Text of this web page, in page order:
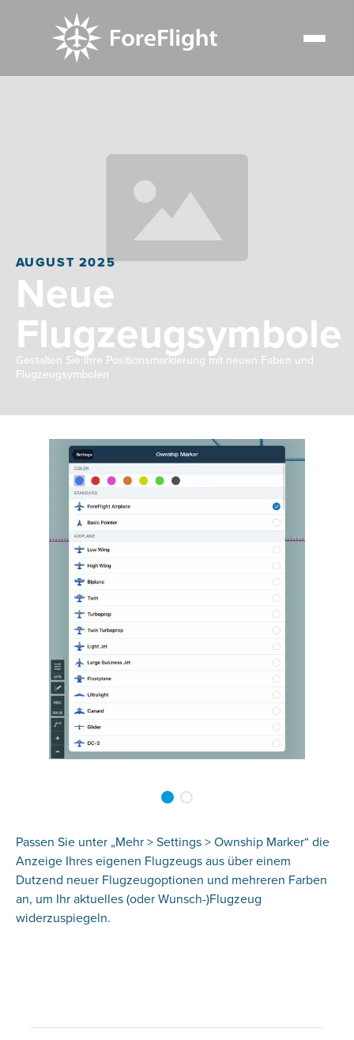
AUGUST 2025
Neue
Flugzeugsymbole
Gestalten Sie Ihre Positionsmarkierung mit neuen Faben und
Flugzeugsymbolen
Passen Sie unter „Mehr > Settings > Ownship Marker“ die
Anzeige Ihres eigenen Flugzeugs aus über einem
Dutzend neuer Flugzeugoptionen und mehreren Farben
an, um Ihr aktuelles (oder Wunsch-)Flugzeug
widerzuspiegeln.